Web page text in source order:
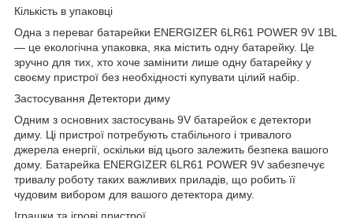
Кількість в упаковці
Одна з переваг батарейки ENERGIZER 6LR61 POWER 9V 1BL
— це екологічна упаковка, яка містить одну батарейку. Це
зручно для тих, хто хоче замінити лише одну батарейку у
своєму пристрої без необхідності купувати цілий набір.
Застосування Детектори диму
Одним з основних застосувань 9V батарейок є детектори
диму. Ці пристрої потребують стабільного і тривалого
джерела енергії, оскільки від цього залежить безпека вашого
дому. Батарейка ENERGIZER 6LR61 POWER 9V забезпечує
тривалу роботу таких важливих приладів, що робить її
чудовим вибором для вашого детектора диму.
Іграшки та ігрові пристрої